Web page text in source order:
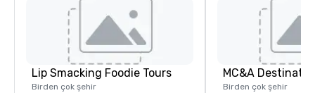
Lip Smacking Foodie Tours
Birden çok şehir
Birden çok şehir